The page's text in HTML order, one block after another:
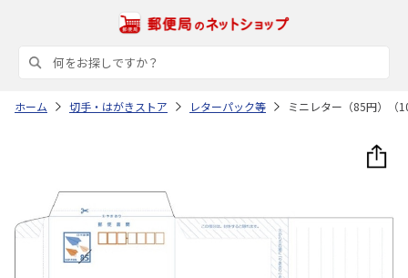
ホーム 切手・はがきストア レターパック等 ミニレター（85円）（